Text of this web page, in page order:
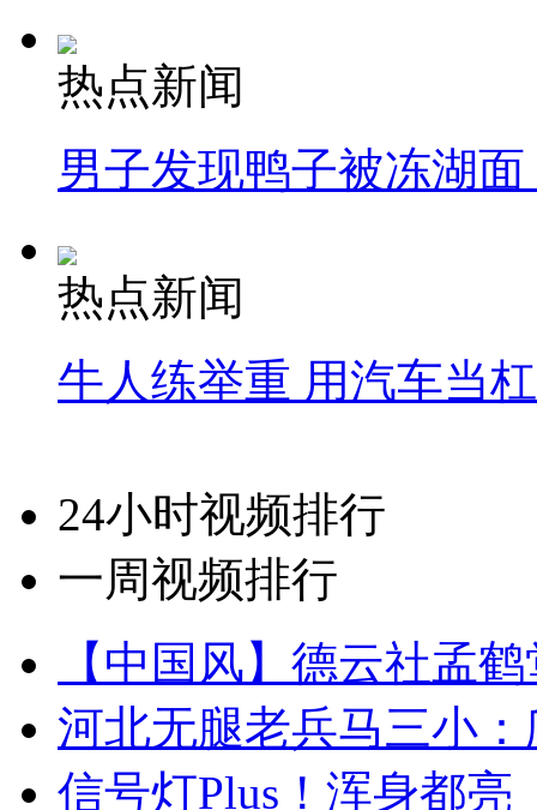
热点新闻
男子发现鸭子被冻湖
热点新闻
牛人练举重 用汽车当
24小时视频排行
一周视频排行
【中国风】德云社孟
河北无腿老兵马三小
信号灯Plus！浑身都亮